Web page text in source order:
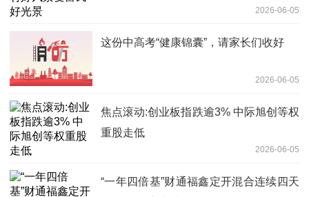
2026-06-05
这份中高考“健康锦囊”，请家长们收好
2026-06-05
焦点滚动:创业板指跌逾3% 中际旭创等权
重股走低
2026-06-05
“一年四倍基”财通福鑫定开混合连续四天